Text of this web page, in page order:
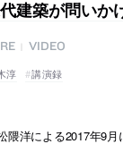
建築が問いか
VIDEO
淳 講演録
隈洋による2017年9